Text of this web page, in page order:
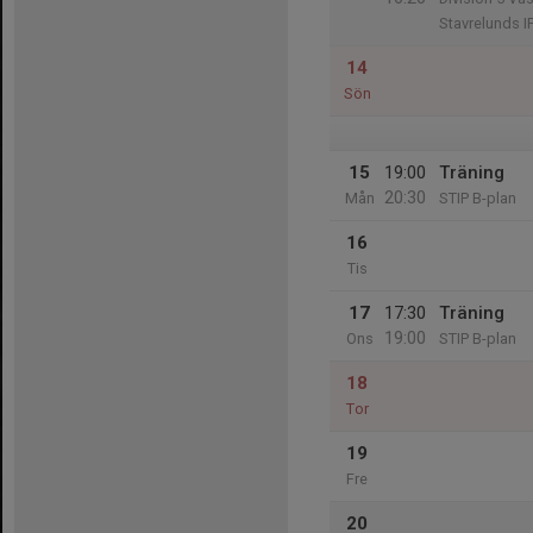
Stavrelunds
14
Sön
15
Mån
19:00
20:30
Träning
STIP B-plan
16
Tis
17
Ons
17:30
19:00
Träning
STIP B-plan
18
Tor
19
Fre
20